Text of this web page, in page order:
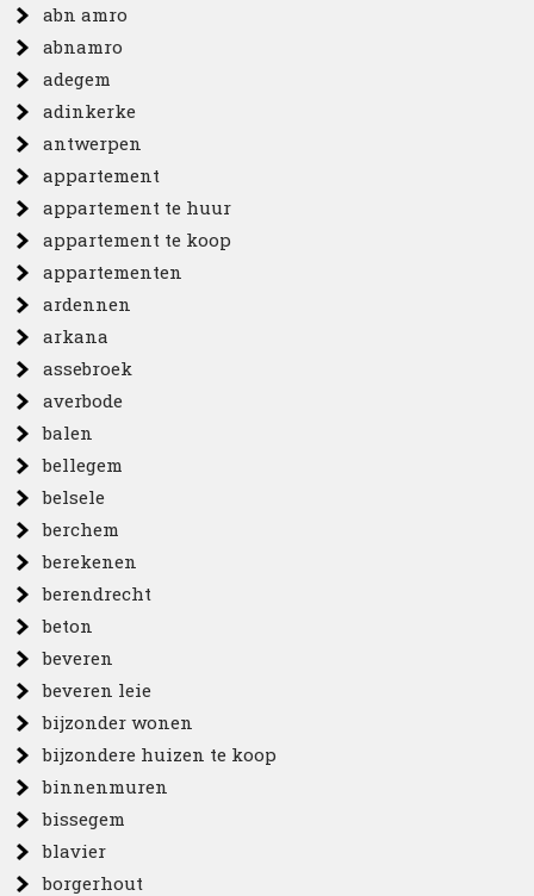
abn amro
abnamro
adegem
adinkerke
antwerpen
appartement
appartement te huur
appartement te koop
appartementen
ardennen
arkana
assebroek
averbode
balen
bellegem
belsele
berchem
berekenen
berendrecht
beton
beveren
beveren leie
bijzonder wonen
bijzondere huizen te koop
binnenmuren
bissegem
blavier
borgerhout